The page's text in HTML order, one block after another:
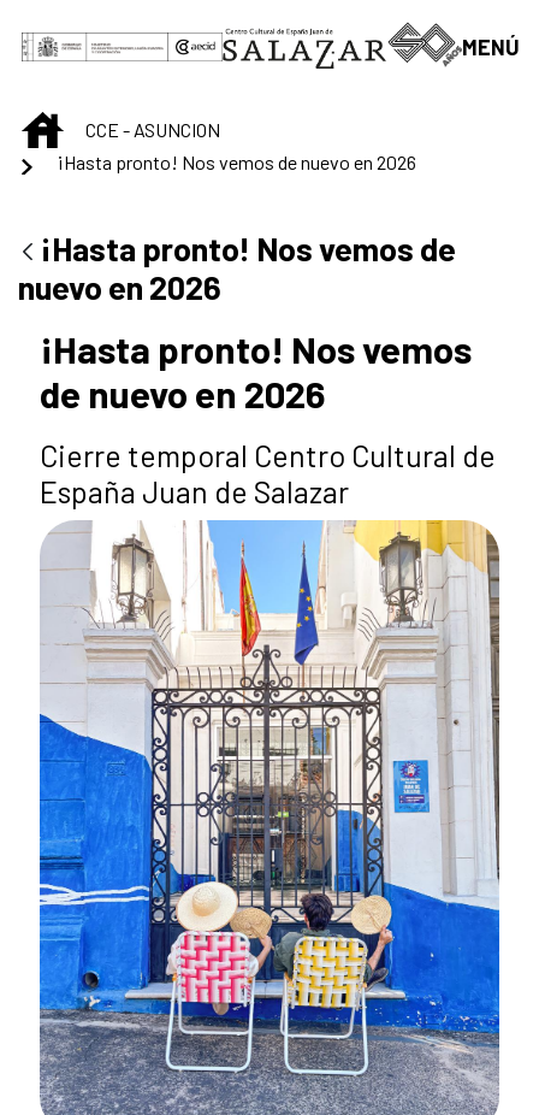
Saltar al contenido principal
MENÚ
INICIOCCE - ASUNCION
¡Hasta pronto! Nos vemos de nuevo en 2026
¡Hasta pronto! Nos vemos de
nuevo en 2026
¡Hasta pronto! Nos vemos
de nuevo en 2026
Cierre temporal Centro Cultural de
España Juan de Salazar